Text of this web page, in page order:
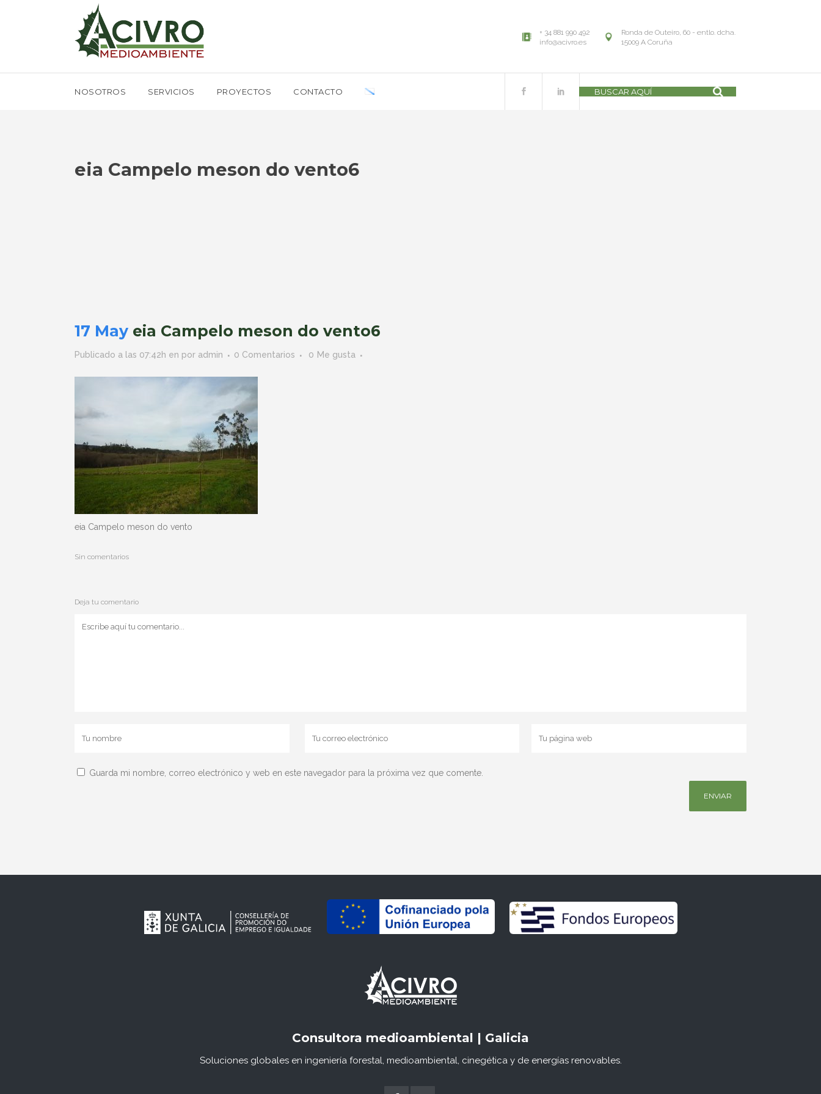
+ 34 881 990 492
info@acivro.es
Ronda de Outeiro, 60 - entlo. dcha.
15009 A Coruña
NOSOTROS SERVICIOS PROYECTOS CONTACTO
eia Campelo meson do vento6
17 May eia Campelo meson do vento6
Publicado a las 07:42h en por admin 0 Comentarios 0 Me gusta
eia Campelo meson do vento
Sin comentarios
Deja tu comentario
Guarda mi nombre, correo electrónico y web en este navegador para la próxima vez que comente.
Consultora medioambiental | Galicia
Soluciones globales en ingeniería forestal, medioambiental, cinegética y de energías renovables.